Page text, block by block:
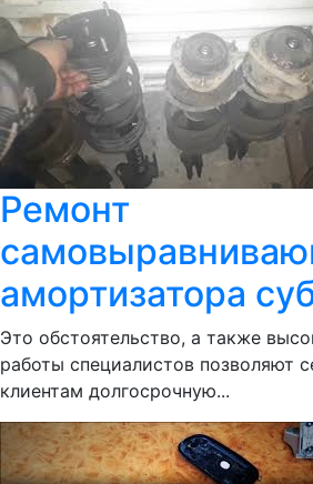
Ремонт
амортизатора
Это обстоятельство, а также
работы специалистов позволяют
клиентам долгосрочную...